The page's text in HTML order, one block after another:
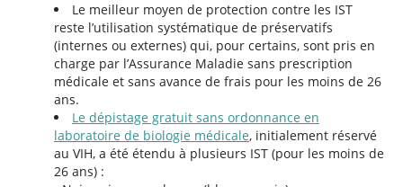
Le meilleur moyen de protection contre les IST
reste l’utilisation systématique de préservatifs
(internes ou externes) qui, pour certains, sont pris en
charge par l’Assurance Maladie sans prescription
médicale et sans avance de frais pour les moins de 26
ans.
Le dépistage gratuit sans ordonnance en
laboratoire de biologie médicale, initialement réservé
au VIH, a été étendu à plusieurs IST (pour les moins de
26 ans) :